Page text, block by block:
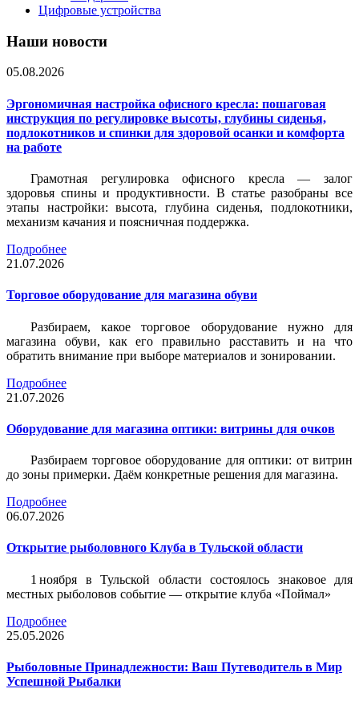
Цифровые устройства
Наши новости
05.08.2026
Эргономичная настройка офисного кресла: пошаговая
инструкция по регулировке высоты, глубины сиденья,
подлокотников и спинки для здоровой осанки и комфорта
на работе
Грамотная регулировка офисного кресла — залог
здоровья спины и продуктивности. В статье разобраны все
этапы настройки: высота, глубина сиденья, подлокотники,
механизм качания и поясничная поддержка.
Подробнее
21.07.2026
Торговое оборудование для магазина обуви
Разбираем, какое торговое оборудование нужно для
магазина обуви, как его правильно расставить и на что
обратить внимание при выборе материалов и зонировании.
Подробнее
21.07.2026
Оборудование для магазина оптики: витрины для очков
Разбираем торговое оборудование для оптики: от витрин
до зоны примерки. Даём конкретные решения для магазина.
Подробнее
06.07.2026
Открытие рыболовного Клуба в Тульской области
1 ноября в Тульской области состоялось знаковое для
местных рыболовов событие — открытие клуба «Поймал»
Подробнее
25.05.2026
Рыболовные Принадлежности: Ваш Путеводитель в Мир
Успешной Рыбалки